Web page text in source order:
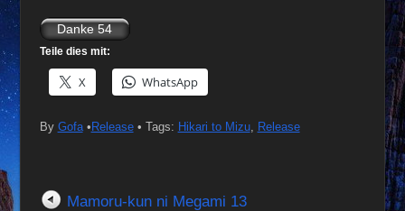
Teile dies mit:
X WhatsApp
By Gofa• Release • Tags: Hikari to Mizu, Release
Mamoru-kun ni Megami 13